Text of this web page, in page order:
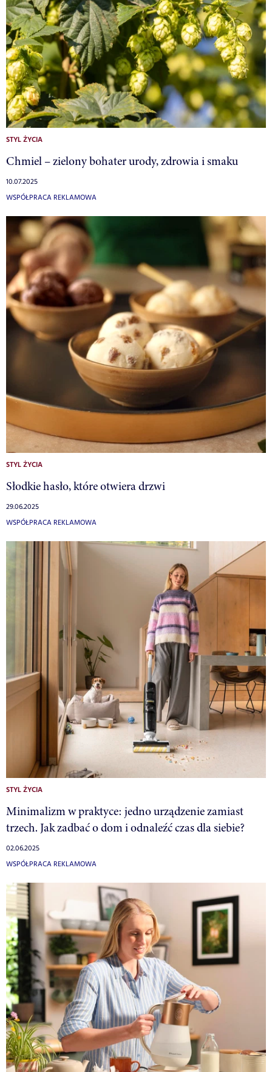
STYL ŻYCIA
Chmiel – zielony bohater urody, zdrowia i smaku
10.07.2025
WSPÓŁPRACA REKLAMOWA
STYL ŻYCIA
Słodkie hasło, które otwiera drzwi
29.06.2025
WSPÓŁPRACA REKLAMOWA
STYL ŻYCIA
Minimalizm w praktyce: jedno urządzenie zamiast
trzech. Jak zadbać o dom i odnaleźć czas dla siebie?
02.06.2025
WSPÓŁPRACA REKLAMOWA